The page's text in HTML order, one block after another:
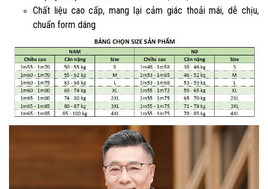
Chất liệu cao cấp, mang lại cảm giác thoải mái, dễ chịu,
chuẩn form dáng